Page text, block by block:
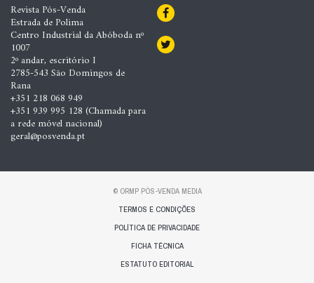
Revista Pós-Venda
Estrada de Polima
Centro Industrial da Abóboda nº
1007
2º andar, escritório I
2785-543 São Domingos de
Rana
+351 218 068 949
+351 939 995 128 (Chamada para
a rede móvel nacional)
geral@posvenda.pt
© ORMP PÓS-VENDA MEDIA
TERMOS E CONDIÇÕES
POLÍTICA DE PRIVACIDADE
FICHA TÉCNICA
ESTATUTO EDITORIAL